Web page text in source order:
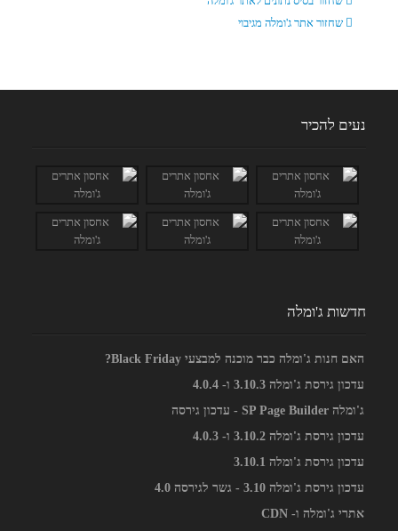
שחזור אתר ג'ומלה מגיבוי
נעים להכיר
חדשות ג'ומלה
האם חנות ג'ומלה כבר מוכנה למבצעי Black Friday?
עדכון גירסת ג'ומלה 3.10.3 ו- 4.0.4
ג'ומלה SP Page Builder - עדכון גירסה
עדכון גירסת ג'ומלה 3.10.2 ו- 4.0.3
עדכון גירסת ג'ומלה 3.10.1
עדכון גירסת ג'ומלה 3.10 - גשר לגירסה 4.0
אתרי ג'ומלה ו- CDN